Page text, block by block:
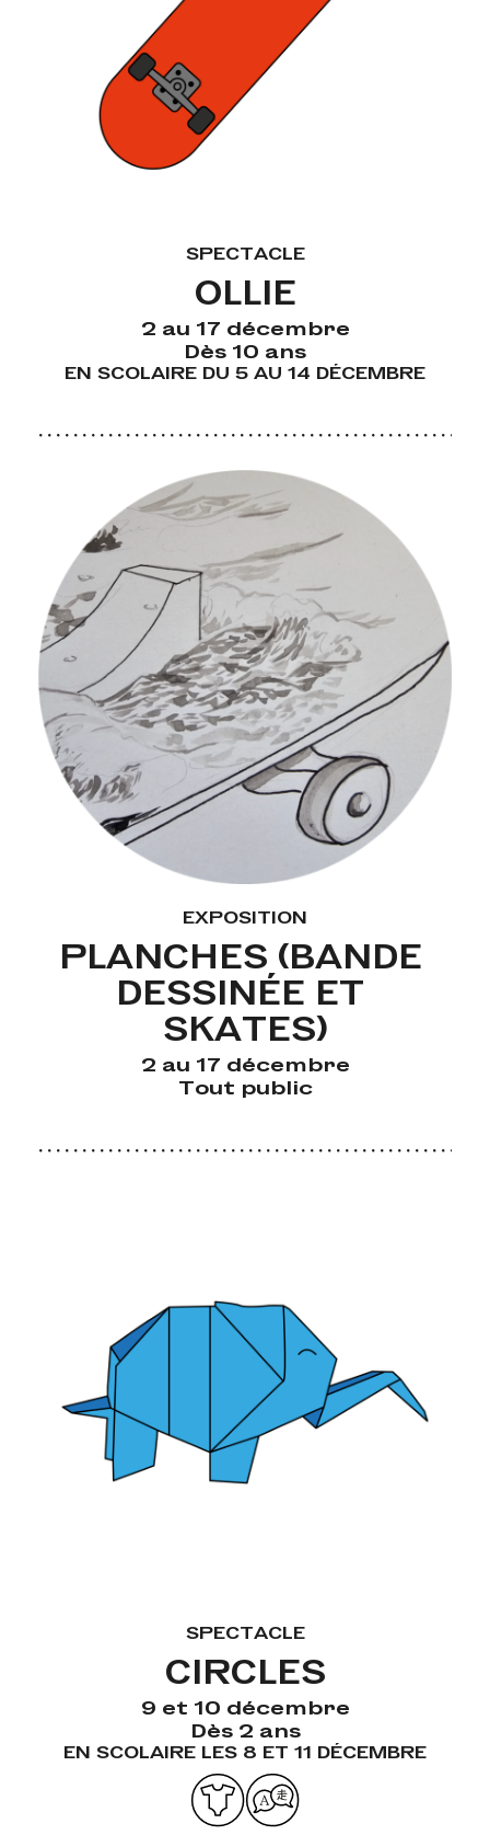
SPECTACLE
OLLIE
2 au 17 décembre
Dès 10 ans
EN SCOLAIRE DU 5 AU 14 DÉCEMBRE
EXPOSITION
PLANCHES (BANDE
DESSINÉE ET
SKATES)
2 au 17 décembre
Tout public
SPECTACLE
CIRCLES
9 et 10 décembre
Dès 2 ans
EN SCOLAIRE LES 8 ET 11 DÉCEMBRE